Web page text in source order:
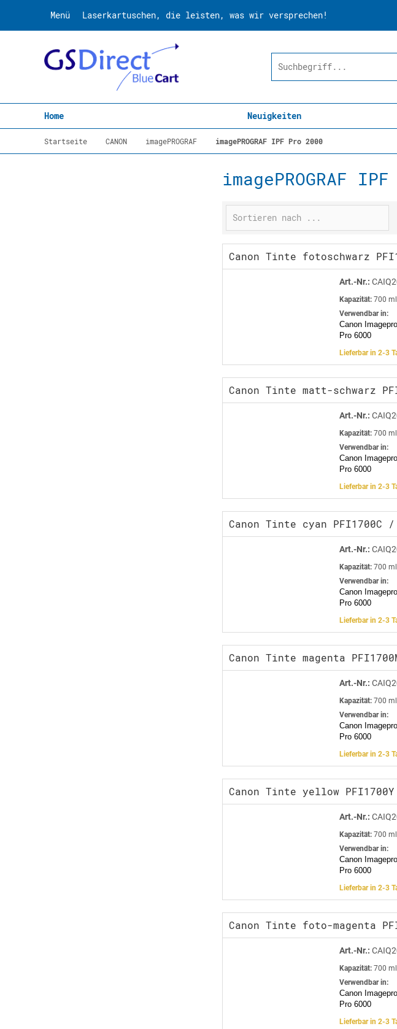
Menü Laserkartuschen, die leisten, was wir versprechen!
Home Neuigkeiten
Startseite CANON imagePROGRAF imagePROGRAF IPF Pro 2000
imagePROGRAF
Canon Tinte fotoschwarz
Art.-Nr.:
Kapazität: 700 ml
Verwendbar in:
Canon
Pro 6000
Lieferbar in 2-3
Canon Tinte matt-schwarz
Art.-Nr.:
Kapazität: 700 ml
Verwendbar in:
Canon
Pro 6000
Lieferbar in 2-3
Canon Tinte cyan PFI1700C /
Art.-Nr.:
Kapazität: 700 ml
Verwendbar in:
Canon
Pro 6000
Lieferbar in 2-3
Canon Tinte magenta
Art.-Nr.:
Kapazität: 700 ml
Verwendbar in:
Canon
Pro 6000
Lieferbar in 2-3
Canon Tinte yellow PFI1700Y
Art.-Nr.:
Kapazität: 700 ml
Verwendbar in:
Canon
Pro 6000
Lieferbar in 2-3
Canon Tinte foto-magenta
Art.-Nr.:
Kapazität: 700 ml
Verwendbar in:
Canon
Pro 6000
Lieferbar in 2-3